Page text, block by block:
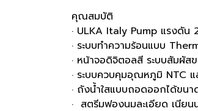
คุณสมบัติ
· ULKA Italy Pump แรงดัน
· ระบบทำความร้อนแบบ
· หน้าจอดิจิตอลสี ระบบสัมผั
· ระบบควบคุมอุณหภูมิ
· ถังน้ำใสแบบถอดออกได้ขนา
· สตรีมฟองนมละเอียด เนีย